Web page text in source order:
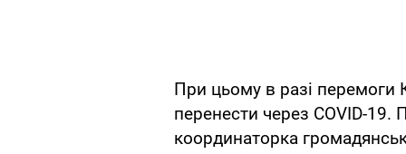
При цьому в разі перемоги
перенести через COVID-19.
координаторка